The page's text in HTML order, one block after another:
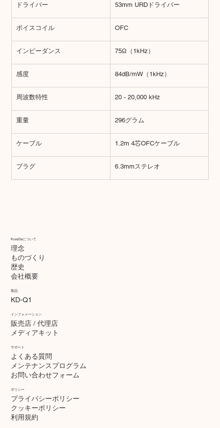
ドライバー 53mm URDドライバー
ボイスコイル OFC
インピーダンス 75Ω（1kHz）
感度 84dB/mW（1kHz）
周波数特性 20 - 20,000 kHz
重量 296グラム
ケーブル 1.2m 4芯OFCケーブル
プラグ 6.3mmステレオ
KuraDaについて
理念
ものづくり
歴史
会社概要
製品
KD-Q1
インフォメーション
販売店 / 代理店
メディアキット
サポート
よくある質問
​メンテナンスプログラム
お問い合わせフォーム
ポリシー
プライバシーポリシー
クッキーポリシー
​利用規約